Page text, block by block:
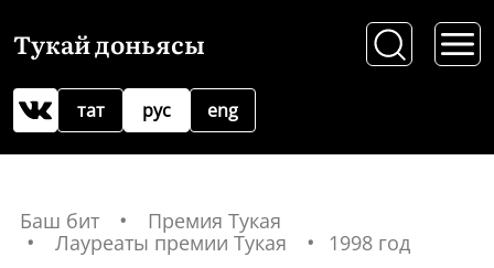
Тукай доньясы
рус
тат eng
Баш бит
Премия Тукая
Лауреаты премии Тукая
1998 год